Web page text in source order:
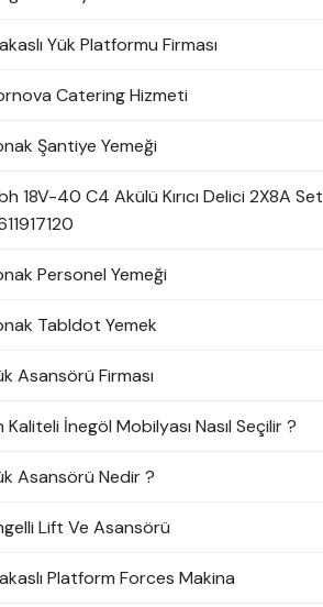
Yük Platformu Firması
Catering Hizmeti
Şantiye Yemeği
18V-40 C4 Akülü Kırıcı Delici 2X8A Set
Personel Yemeği
Tabldot Yemek
Asansörü Firması
Kaliteli İnegöl Mobilyası Nasıl Seçilir ?
Asansörü Nedir ?
Lift Ve Asansörü
Platform Forces Makina